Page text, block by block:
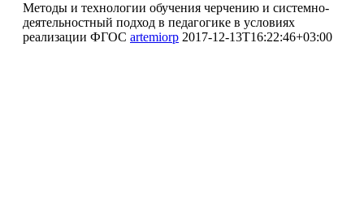
Методы и технологии обучения черчению и системно-
деятельностный подход в педагогике в условиях
реализации ФГОС artemiorp 2017-12-13T16:22:46+03:00